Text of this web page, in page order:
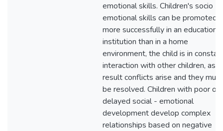
emotional skills. Children's socio -
emotional skills can be promoted
more successfully in an educational
institution than in a home
environment, the child is in
interaction with other children, as a
result conflicts arise and they must
be resolved. Children with poor or
delayed social - emotional
development develop complex
relationships based on negative